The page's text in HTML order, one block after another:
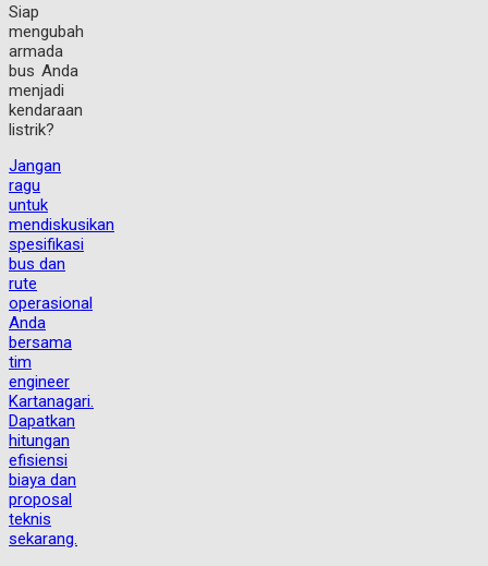
Siap
mengubah
armada
bus Anda
menjadi
kendaraan
listrik?
Jangan
ragu
untuk
mendiskusikan
spesifikasi
bus dan
rute
operasional
Anda
bersama
tim
engineer
Kartanagari.
Dapatkan
hitungan
efisiensi
biaya dan
proposal
teknis
sekarang.